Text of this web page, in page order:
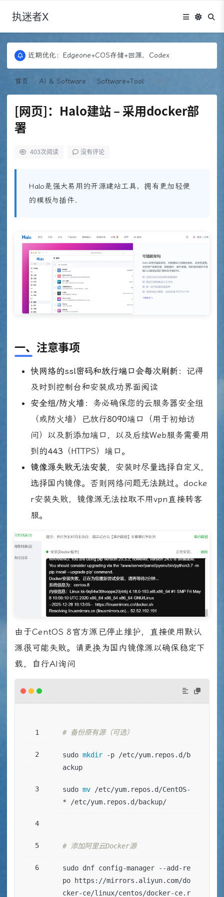
执迷者X
更新：Puock ➡ 阿里云轻量， 图床：Fontawesome
近期优化：Edgeone+COS存储+回源，Codex
更新：Puock ➡ 阿里云轻量， 图床：Fontawesome
近期优化：Edgeone+COS存储+回源，Codex
首页 AI & Software Software+Tool 正文
[网页]：Halo建站 – 采用docker部
署
403次阅读 没有评论
Halo是强大易用的开源建站工具，拥有更加轻便
的模板与插件.
一、注意事项
快网络的ssl密码和放行端口会每次刷新：记得
及时到控制台和安装成功界面阅读
安全组/防火墙 ：务必确保您的云服务器安全组
（或防火墙）已放行8090端口（用于初始访
问）以及新添加端口，以及后续Web服务需要用
到的443 （HTTPS）端口。
镜像源失败无法安装，安装时尽量选择自定义，
选择国内镜像。否则网络问题无法跳过。docke
r安装失败，镜像源无法拉取不用vpn直接转客
服。
由于CentOS 8官方源已停止维护，直接使用默认
源很可能失败。请更换为国内镜像源以确保稳定下
载，自行AI询问
# 备份原有源（可选）
sudo mkdir -p /etc/yum.repos.d/b
ackup
sudo mv /etc/yum.repos.d/CentOS-
* /etc/yum.repos.d/backup/
# 添加阿里云Docker源
sudo dnf config-manager --add-re
po https://mirrors.aliyun.com/do
cker-ce/linux/centos/docker-ce.r